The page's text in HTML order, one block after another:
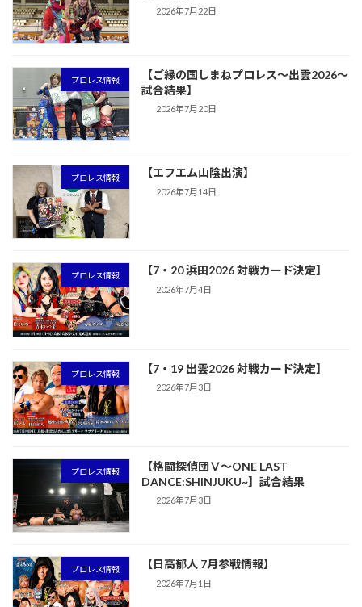
2026年7月22日
プロレス情報
【ご縁の国しまねプロレス〜出雲2026〜
試合結果】
2026年7月20日
プロレス情報 【エフエム山陰出演】
2026年7月14日
プロレス情報 【7・20 浜田2026 対戦カード決定】
2026年7月4日
プロレス情報 【7・19 出雲2026 対戦カード決定】
2026年7月3日
プロレス情報
【格闘探偵団Ⅴ～ONE LAST
DANCE:SHINJUKU~】試合結果
2026年7月3日
プロレス情報 【日高郁人 7月参戦情報】
2026年7月1日